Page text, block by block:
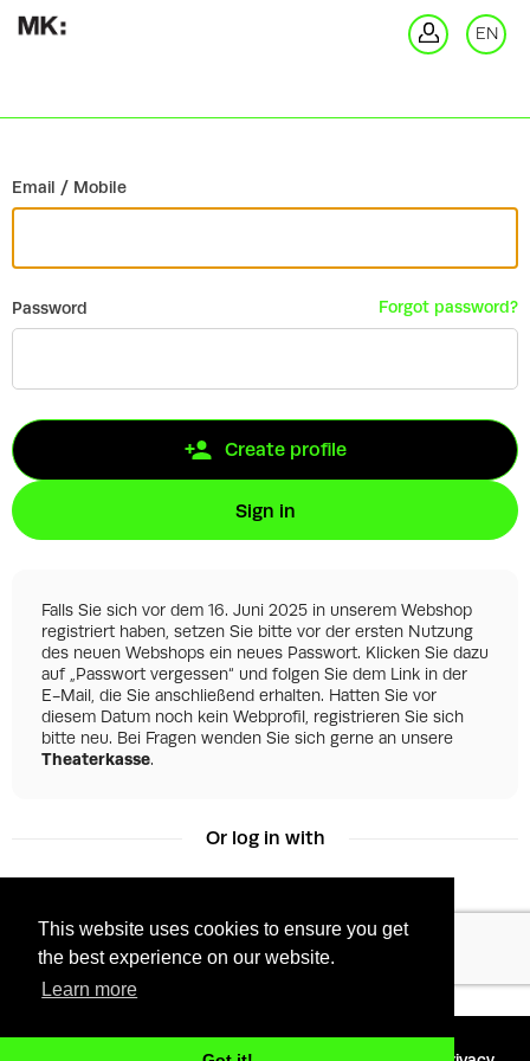
This website uses cookies to ensure you get
the best experience on our website.
Learn more
EN
Email / Mobile
Password Forgot password?
Create profile
Sign in
Falls Sie sich vor dem 16. Juni 2025 in unserem Webshop
registriert haben, setzen Sie bitte vor der ersten Nutzung
des neuen Webshops ein neues Passwort. Klicken Sie dazu
auf „Passwort vergessen“ und folgen Sie dem Link in der
E-Mail, die Sie anschließend erhalten. Hatten Sie vor
diesem Datum noch kein Webprofil, registrieren Sie sich
bitte neu. Bei Fragen wenden Sie sich gerne an unsere
Theaterkasse.
Or log in with
Facebook